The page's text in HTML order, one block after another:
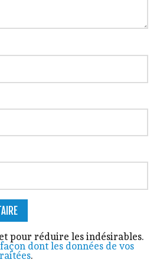
pour réduire les indésirables.
dont les données de vos
.